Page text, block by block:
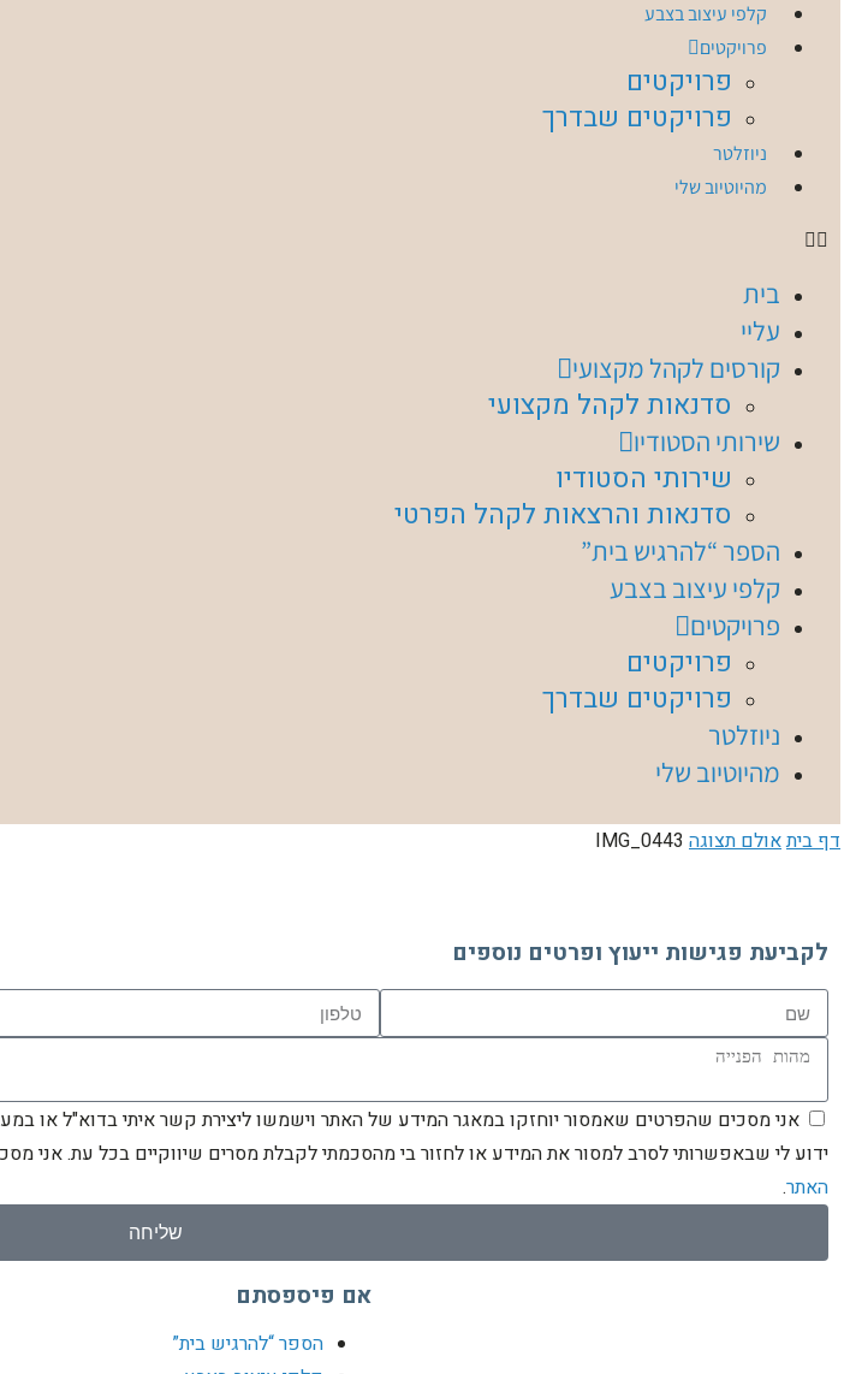
קלפי עיצוב בצבע
פרויקטים
פרויקטים
פרויקטים שבדרך
ניוזלטר
מהיוטיוב שלי
בית
עליי
קורסים לקהל מקצועי
סדנאות לקהל מקצועי
שירותי הסטודיו
שירותי הסטודיו
סדנאות והרצאות לקהל הפרטי
הספר “להרגיש בית”
קלפי עיצוב בצבע
פרויקטים
פרויקטים
פרויקטים שבדרך
ניוזלטר
מהיוטיוב שלי
דף ביתאולם תצוגה IMG_0443
לקביעת פגישות ייעוץ ופרטים נוספים
אני מסכים שהפרטים שאמסור יוחזקו במאגר המידע של האתר וישמשו ליצירת קשר איתי בדוא"ל או
ידוע לי שבאפשרותי לסרב למסור את המידע או לחזור בי מהסכמתי לקבלת מסרים שיווקיים בכל עת. אני
האתר.
שליחה
אם פיספסתם
הספר “להרגיש בית”